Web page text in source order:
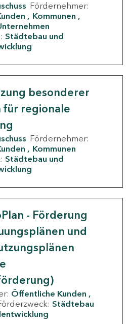
Fördernehmer:
Kommunen
Städtebau und
besonderer
für regionale
Fördernehmer:
Kommunen
Städtebau und
- Förderung
und
Öffentliche Kunden
Städtebau